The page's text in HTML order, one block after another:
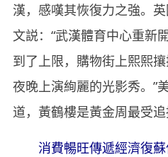
漢，感嘆其恢復力之強。
文説：“武漢體育中心重新
到了上限，購物街上熙熙
夜晚上演絢麗的光影秀。”
道，黃鶴樓是黃金周最受追
消費暢旺傳遞經濟復蘇